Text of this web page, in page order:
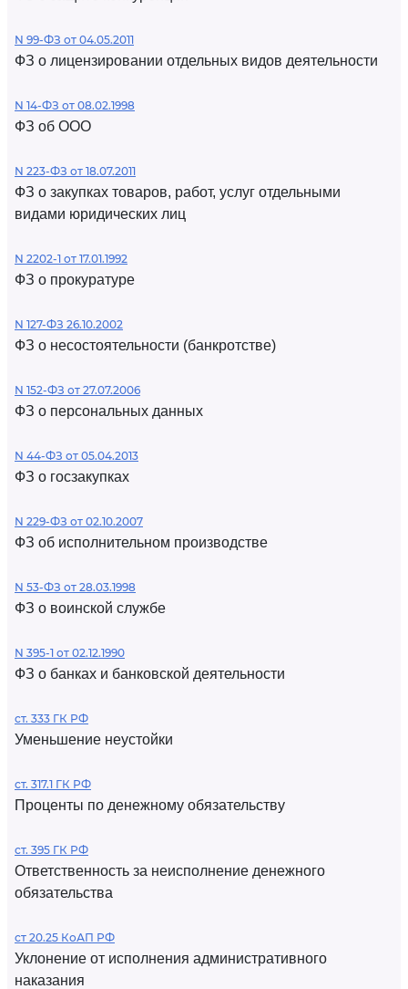
N 99-ФЗ от 04.05.2011
ФЗ о лицензировании отдельных видов деятельности
N 14-ФЗ от 08.02.1998
ФЗ об ООО
N 223-ФЗ от 18.07.2011
ФЗ о закупках товаров, работ, услуг отдельными
видами юридических лиц
N 2202-1 от 17.01.1992
ФЗ о прокуратуре
N 127-ФЗ 26.10.2002
ФЗ о несостоятельности (банкротстве)
N 152-ФЗ от 27.07.2006
ФЗ о персональных данных
N 44-ФЗ от 05.04.2013
ФЗ о госзакупках
N 229-ФЗ от 02.10.2007
ФЗ об исполнительном производстве
N 53-ФЗ от 28.03.1998
ФЗ о воинской службе
N 395-1 от 02.12.1990
ФЗ о банках и банковской деятельности
ст. 333 ГК РФ
Уменьшение неустойки
ст. 317.1 ГК РФ
Проценты по денежному обязательству
ст. 395 ГК РФ
Ответственность за неисполнение денежного
обязательства
ст 20.25 КоАП РФ
Уклонение от исполнения административного
наказания